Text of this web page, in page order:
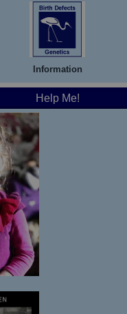
Information
Help Me!